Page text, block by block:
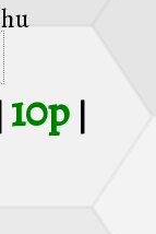
10p